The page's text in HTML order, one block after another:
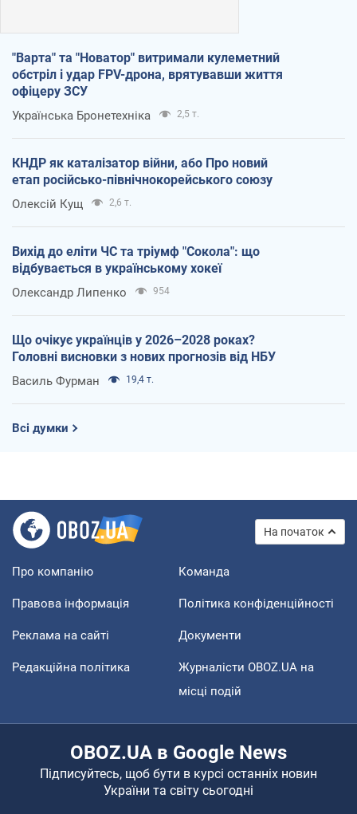
"Варта" та "Новатор" витримали кулеметний
обстріл і удар FPV-дрона, врятувавши життя
офіцеру ЗСУ
Українська Бронетехніка 2,5 т.
КНДР як каталізатор війни, або Про новий
етап російсько-північнокорейського союзу
Олексій Кущ 2,6 т.
Вихід до еліти ЧС та тріумф "Сокола": що
відбувається в українському хокеї
Олександр Липенко 954
Що очікує українців у 2026–2028 роках?
Головні висновки з нових прогнозів від НБУ
Василь Фурман 19,4 т.
Всі думки
На початок
Про компанію Команда
Правова інформація Політика конфіденційності
Реклама на сайті Документи
Редакційна політика
Журналісти OBOZ.UA на
місці подій
OBOZ.UA в Google News
Підписуйтесь, щоб бути в курсі останніх новин
України та світу сьогодні